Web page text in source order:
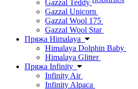
Gazzal Teddy
Gazzal Unicorn
Gazzal Wool 175
Gazzal Wool Star
Пряжа Himalaya
Himalaya Dolphin Baby
Himalaya Glitter
Пряжа Infinity
Infinity Air
Infinity Alpaca